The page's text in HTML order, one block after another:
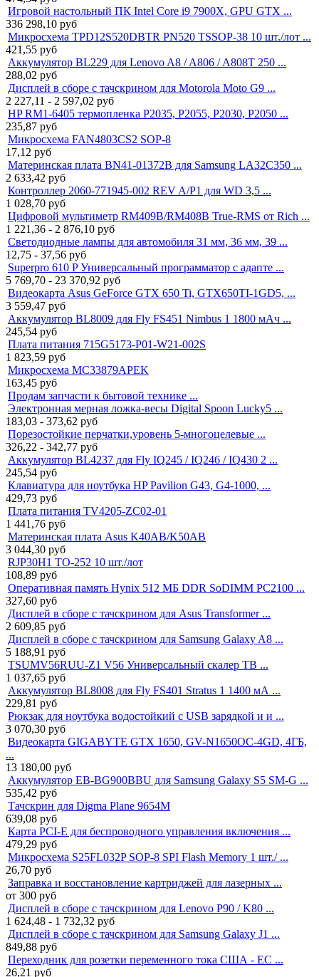
Игровой настольный ПК Intel Core i9 7900X, GPU GTX ...
336 298,10 руб
Микросхема TPD12S520DBTR PN520 TSSOP-38 10 шт./лот ...
421,55 руб
Аккумулятор BL229 для Lenovo A8 / A806 / A808T 250 ...
288,02 руб
Дисплей в сборе с тачскрином для Motorola Moto G9 ...
2 227,11 - 2 597,02 руб
HP RM1-6405 термопленка P2035, P2055, P2030, P2050 ...
235,87 руб
Микросхема FAN4803CS2 SOP-8
17,12 руб
Материнская плата BN41-01372B для Samsung LA32C350 ...
2 633,42 руб
Контроллер 2060-771945-002 REV A/P1 для WD 3,5 ...
1 028,70 руб
Цифровой мультиметр RM409B/RM408B True-RMS от Rich ...
1 221,36 - 2 876,10 руб
Светодиодные лампы для автомобиля 31 мм, 36 мм, 39 ...
12,75 - 37,56 руб
Superpro 610 P Универсальный программатор с адапте ...
5 769,70 - 23 370,92 руб
Видеокарта Asus GeForce GTX 650 Ti, GTX650TI-1GD5, ...
3 559,47 руб
Аккумулятор BL8009 для Fly FS451 Nimbus 1 1800 мАч ...
245,54 руб
Плата питания 715G5173-P01-W21-002S
1 823,59 руб
Микросхема MC33879APEK
163,45 руб
Продам запчасти к бытовой технике ...
Электронная мерная ложка-весы Digital Spoon Lucky5 ...
183,03 - 373,62 руб
Порезостойкие перчатки,уровень 5-многоцелевые ...
326,22 - 342,77 руб
Аккумулятор BL4237 для Fly IQ245 / IQ246 / IQ430 2 ...
245,54 руб
Клавиатура для ноутбука HP Pavilion G43, G4-1000, ...
429,73 руб
Плата питания TV4205-ZC02-01
1 441,76 руб
Материнская плата Asus K40AB/K50AB
3 044,30 руб
RJP30H1 TO-252 10 шт./лот
108,89 руб
Оперативная память Hynix 512 МБ DDR SoDIMM PC2100 ...
327,60 руб
Дисплей в сборе с тачскрином для Asus Transformer ...
2 609,85 руб
Дисплей в сборе с тачскрином для Samsung Galaxy A8 ...
5 188,91 руб
TSUMV56RUU-Z1 V56 Универсальный скалер ТВ ...
1 037,65 руб
Аккумулятор BL8008 для Fly FS401 Stratus 1 1400 мА ...
229,81 руб
Рюкзак для ноутбука водостойкий с USB зарядкой и и ...
3 070,30 руб
Видеокарта GIGABYTE GTX 1650, GV-N1650OC-4GD, 4ГБ,
...
13 180,00 руб
Аккумулятор EB-BG900BBU для Samsung Galaxy S5 SM-G ...
535,42 руб
Тачскрин для Digma Plane 9654M
639,08 руб
Карта PCI-E для беспроводного управления включения ...
479,29 руб
Микросхема S25FL032P SOP-8 SPI Flash Memory 1 шт./ ...
26,70 руб
Заправка и восстановление картриджей для лазерных ...
от 300 руб
Дисплей в сборе с тачскрином для Lenovo P90 / K80 ...
1 624,48 - 1 732,32 руб
Дисплей в сборе с тачскрином для Samsung Galaxy J1 ...
849,88 руб
Переходник для розетки переменного тока США - ЕС ...
26,21 руб